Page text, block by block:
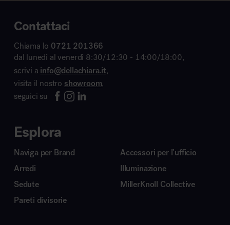
Contattaci
Chiama lo 0721 201366
dal lunedì al venerdì 8:30/12:30 - 14:00/18:00,
scrivi a info@dellachiara.it,
visita il nostro showroom,
seguici su
Esplora
Naviga per Brand
Arredi
Sedute
Pareti divisorie
Accessori per l’ufficio
Illuminazione
MillerKnoll Collective